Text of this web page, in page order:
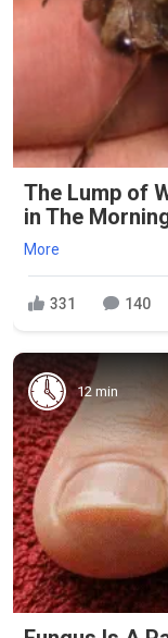
The Lump of
in The
More
331 140
12 min